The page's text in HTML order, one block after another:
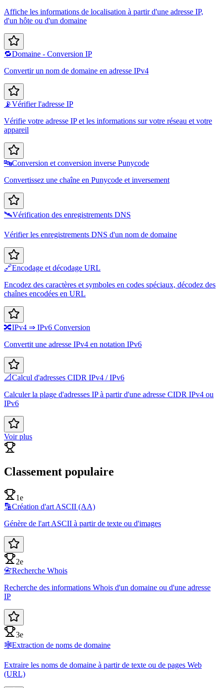
Affiche les informations de localisation à partir d'une adresse IP,
d'un hôte ou d'un domaine
🔁Domaine - Conversion IP
Convertir un nom de domaine en adresse IPv4
📡Vérifier l'adresse IP
Vérifie votre adresse IP et les informations sur votre réseau et votre
appareil
🔤Conversion et conversion inverse Punycode
Convertissez une chaîne en Punycode et inversement
🛰️Vérification des enregistrements DNS
Vérifier les enregistrements DNS d'un nom de domaine
🔗Encodage et décodage URL
Encodez des caractères et symboles en codes spéciaux, décodez des
chaînes encodées en URL
🔀IPv4 ⇒ IPv6 Conversion
Convertit une adresse IPv4 en notation IPv6
📐Calcul d'adresses CIDR IPv4 / IPv6
Calculer la plage d'adresses IP à partir d'une adresse CIDR IPv4 ou
IPv6
Voir plus
Classement populaire
1e
🔡Création d'art ASCII (AA)
Génère de l'art ASCII à partir de texte ou d'images
2e
📇Recherche Whois
Recherche des informations Whois d'un domaine ou d'une adresse
IP
3e
🕸️Extraction de noms de domaine
Extraire les noms de domaine à partir de texte ou de pages Web
(URL)